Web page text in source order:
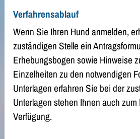
Verfahrensablauf
Wenn Sie Ihren Hund anmelden,
zuständigen Stelle ein
Erhebungsbogen sowie Hinweise
Einzelheiten zu den notwendigen
Unterlagen erfahren Sie bei der
Unterlagen stehen Ihnen auch
Verfügung.